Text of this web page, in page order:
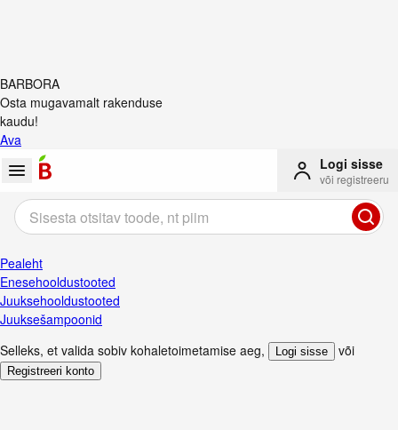
BARBORA
Osta mugavamalt rakenduse
kaudu!
Ava
Logi sisse
või registreeru
Pealeht
Enesehooldustooted
Juuksehooldustooted
Juuksešampoonid
Selleks, et valida sobiv kohaletoimetamise aeg, Logi sisse või
Registreeri konto